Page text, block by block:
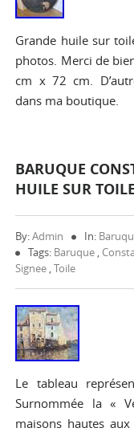
Grande huile sur
photos. Merci de
cm x 72 cm.
dans ma boutique.
BARUQUE
HUILE SUR
By:Admin In:
Tags: Baruque ,
Signee ,Toile
Le tableau
Surnommée la «
maisons hautes